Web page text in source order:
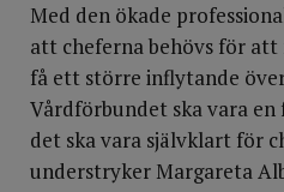
Med den ökade
att cheferna behövs för
få ett större inflytande
Vårdförbundet ska vara
det ska vara självklart för
understryker Margareta